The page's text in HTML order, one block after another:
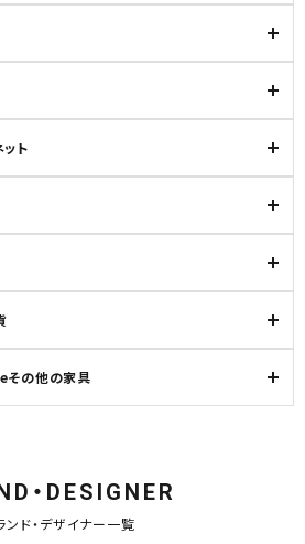
ト
の他の家具
・DESIGNER
ンド・デザイナー一覧